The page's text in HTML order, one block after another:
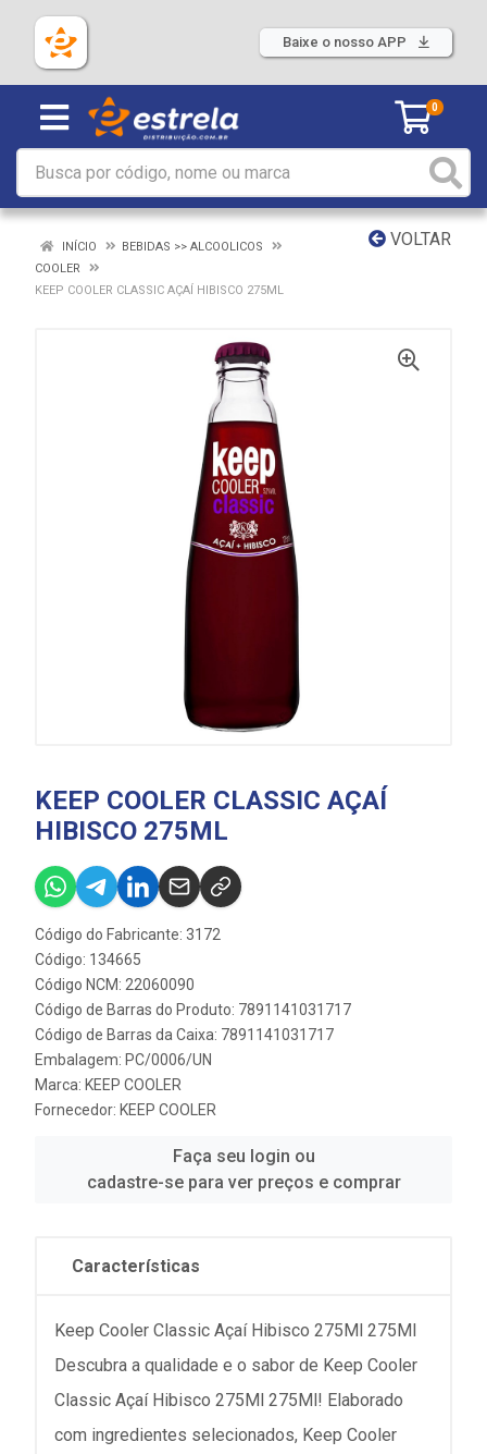
Baixe o nosso APP
0
VOLTAR
INÍCIO
BEBIDAS >> ALCOOLICOS
COOLER
KEEP COOLER CLASSIC AÇAÍ HIBISCO 275ML
KEEP COOLER CLASSIC AÇAÍ
HIBISCO 275ML
Código do Fabricante: 3172
Código: 134665
Código NCM: 22060090
Código de Barras do Produto: 7891141031717
Código de Barras da Caixa: 7891141031717
Embalagem: PC/0006/UN
Marca: KEEP COOLER
Fornecedor: KEEP COOLER
Faça seu login ou
cadastre-se para ver preços e comprar
Características
Keep Cooler Classic Açaí Hibisco 275Ml 275Ml
Descubra a qualidade e o sabor de Keep Cooler
Classic Açaí Hibisco 275Ml 275Ml! Elaborado
com ingredientes selecionados, Keep Cooler